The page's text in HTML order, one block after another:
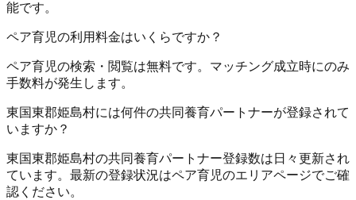
能です。
ペア育児の利用料金はいくらですか？
ペア育児の検索・閲覧は無料です。マッチング成立時にのみ
手数料が発生します。
東国東郡姫島村には何件の共同養育パートナーが登録されて
いますか？
東国東郡姫島村の共同養育パートナー登録数は日々更新され
ています。最新の登録状況はペア育児のエリアページでご確
認ください。